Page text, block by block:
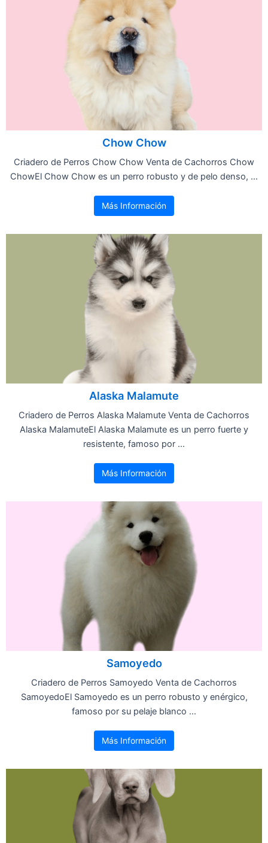
Chow Chow
Criadero de Perros Chow Chow Venta de Cachorros Chow
ChowEl Chow Chow es un perro robusto y de pelo denso, ...
Más Información
Alaska Malamute
Criadero de Perros Alaska Malamute Venta de Cachorros
Alaska MalamuteEl Alaska Malamute es un perro fuerte y
resistente, famoso por ...
Más Información
Samoyedo
Criadero de Perros Samoyedo Venta de Cachorros
SamoyedoEl Samoyedo es un perro robusto y enérgico,
famoso por su pelaje blanco ...
Más Información